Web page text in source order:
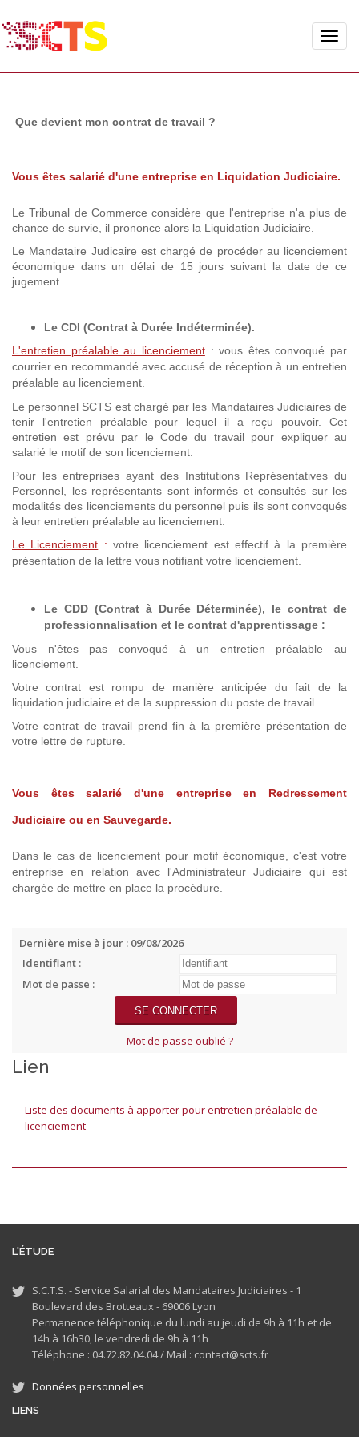
Toggle
Que devient mon contrat de travail ?
Vous êtes salarié d'une entreprise en Liquidation Judiciaire.
Le Tribunal de Commerce considère que l'entreprise n'a plus de
chance de survie, il prononce alors la Liquidation Judiciaire.
Le Mandataire Judicaire est chargé de procéder au licenciement
économique dans un délai de 15 jours suivant la date de ce
jugement.
Le CDI (Contrat à Durée Indéterminée).
L'entretien préalable au licenciement : vous êtes convoqué par
courrier en recommandé avec accusé de réception à un entretien
préalable au licenciement.
Le personnel SCTS est chargé par les Mandataires Judiciaires de
tenir l'entretien préalable pour lequel il a reçu pouvoir. Cet
entretien est prévu par le Code du travail pour expliquer au
salarié le motif de son licenciement.
Pour les entreprises ayant des Institutions Représentatives du
Personnel, les représentants sont informés et consultés sur les
modalités des licenciements du personnel puis ils sont convoqués
à leur entretien préalable au licenciement.
Le Licenciement : votre licenciement est effectif à la première
présentation de la lettre vous notifiant votre licenciement.
Le CDD (Contrat à Durée Déterminée), le contrat de
professionnalisation et le contrat d'apprentissage :
Vous n'êtes pas convoqué à un entretien préalable au
licenciement.
Votre contrat est rompu de manière anticipée du fait de la
liquidation judiciaire et de la suppression du poste de travail.
Votre contrat de travail prend fin à la première présentation de
votre lettre de rupture.
Vous êtes salarié d'une entreprise en Redressement
Judiciaire ou en Sauvegarde.
Dans le cas de licenciement pour motif économique, c'est votre
entreprise en relation avec l'Administrateur Judiciaire qui est
chargée de mettre en place la procédure.
Dernière mise à jour : 09/08/2026
Identifiant :
Mot de passe :
Mot de passe oublié ?
Lien
Liste des documents à apporter pour entretien préalable de
licenciement
L'ÉTUDE
S.C.T.S. - Service Salarial des Mandataires Judiciaires - 1
Boulevard des Brotteaux - 69006 Lyon
Permanence téléphonique du lundi au jeudi de 9h à 11h et de
14h à 16h30, le vendredi de 9h à 11h
Téléphone : 04.72.82.04.04 / Mail : contact@scts.fr
Données personnelles
LIENS